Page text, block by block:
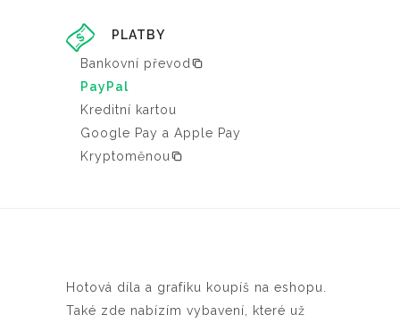
PLATBY
Bankovní převod
PayPal
Kreditní kartou
Google Pay a Apple Pay
Kryptoměnou
Hotová díla a grafiku koupíš na eshopu.
Také zde nabízím vybavení, které už